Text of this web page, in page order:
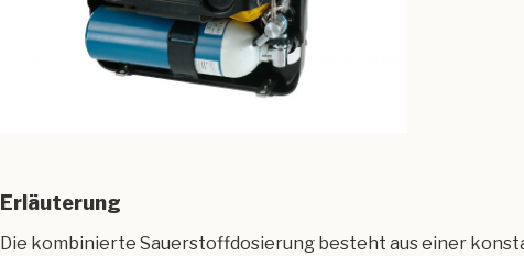
Erläuterung
Die kombinierte Sauerstoffdosierung besteht aus einer